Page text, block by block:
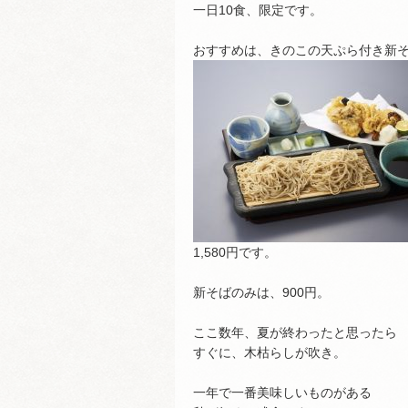
一日10食、限定です。
おすすめは、きのこの天ぷら付き新
1,580円です。
新そばのみは、900円。
ここ数年、夏が終わったと思ったら
すぐに、木枯らしが吹き。
一年で一番美味しいものがある